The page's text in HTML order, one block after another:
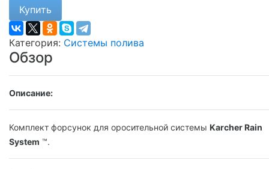
Купить
Категория: Системы полива
Обзор
Описание:
Комплект форсунок для оросительной системы Karcher Rain
System ™.